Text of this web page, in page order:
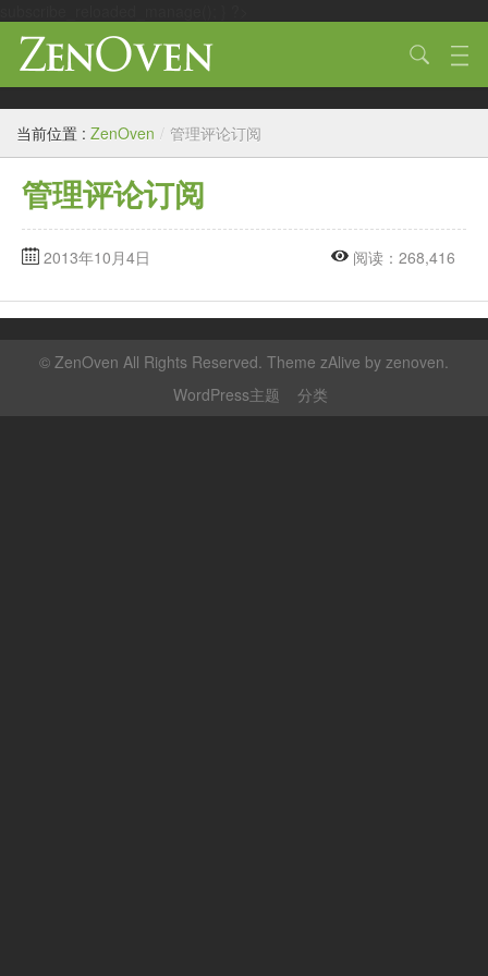
技术
生活
作品
标签
当前位置 : ZenOven / 管理评论订阅
管理评论订阅
2013年10月4日 阅读：268,416
© ZenOven All Rights Reserved. Theme zAlive by zenoven.
WordPress主题
分类